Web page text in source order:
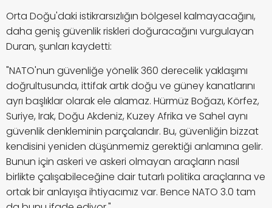
Orta Doğu'daki istikrarsızlığın bölgesel kalmayacağını,
daha geniş güvenlik riskleri doğuracağını vurgulayan
Duran, şunları kaydetti:
"NATO'nun güvenliğe yönelik 360 derecelik yaklaşımı
doğrultusunda, ittifak artık doğu ve güney kanatlarını
ayrı başlıklar olarak ele alamaz. Hürmüz Boğazı, Körfez,
Suriye, Irak, Doğu Akdeniz, Kuzey Afrika ve Sahel aynı
güvenlik denkleminin parçalarıdır. Bu, güvenliğin bizzat
kendisini yeniden düşünmemiz gerektiği anlamına gelir.
Bunun için askeri ve askeri olmayan araçların nasıl
birlikte çalışabileceğine dair tutarlı politika araçlarına ve
ortak bir anlayışa ihtiyacımız var. Bence NATO 3.0 tam